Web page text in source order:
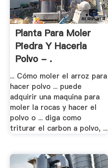
Planta Para Moler
Piedra Y Hacerla
Polvo - .
... Cómo moler el arroz para
hacer polvo ... puede
adquirir una maquina para
moler la rocas y hacer el
polvo o ... diga como
triturar el carbon a polvo, ...